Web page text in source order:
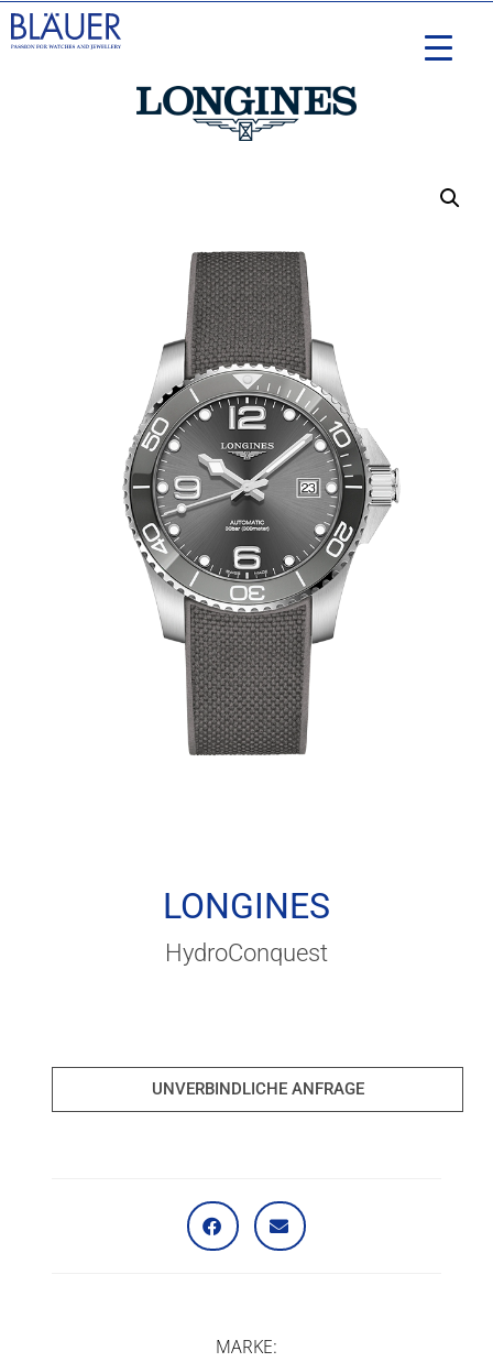
LONGINES
HydroConquest
UNVERBINDLICHE ANFRAGE
MARKE